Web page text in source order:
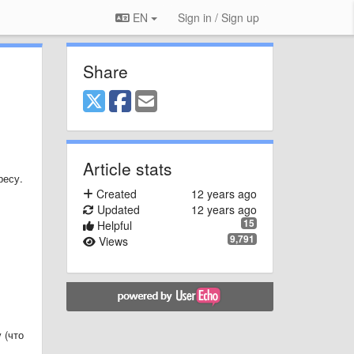
EN Sign in / Sign up
(что
Share
Article stats
12 years ago
Created
12 years ago
Updated
15
Helpful
9,791
Views